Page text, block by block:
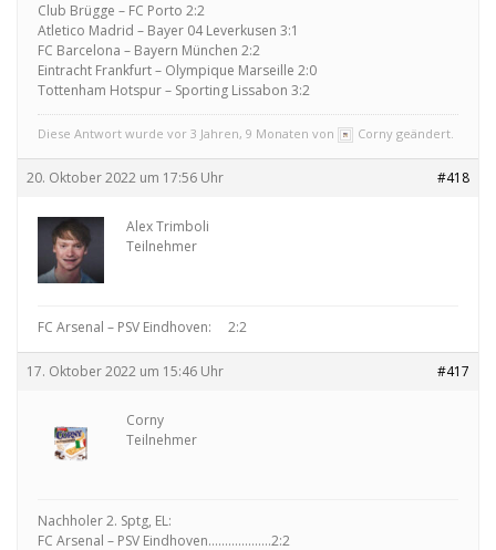
Club Brügge – FC Porto 2:2
Atletico Madrid – Bayer 04 Leverkusen 3:1
FC Barcelona – Bayern München 2:2
Eintracht Frankfurt – Olympique Marseille 2:0
Tottenham Hotspur – Sporting Lissabon 3:2
Diese Antwort wurde vor 3 Jahren, 9 Monaten von Corny geändert.
20. Oktober 2022 um 17:56 Uhr #418
Alex Trimboli
Teilnehmer
FC Arsenal – PSV Eindhoven: 2:2
17. Oktober 2022 um 15:46 Uhr #417
Corny
Teilnehmer
Nachholer 2. Sptg, EL:
FC Arsenal – PSV Eindhoven……………….2:2